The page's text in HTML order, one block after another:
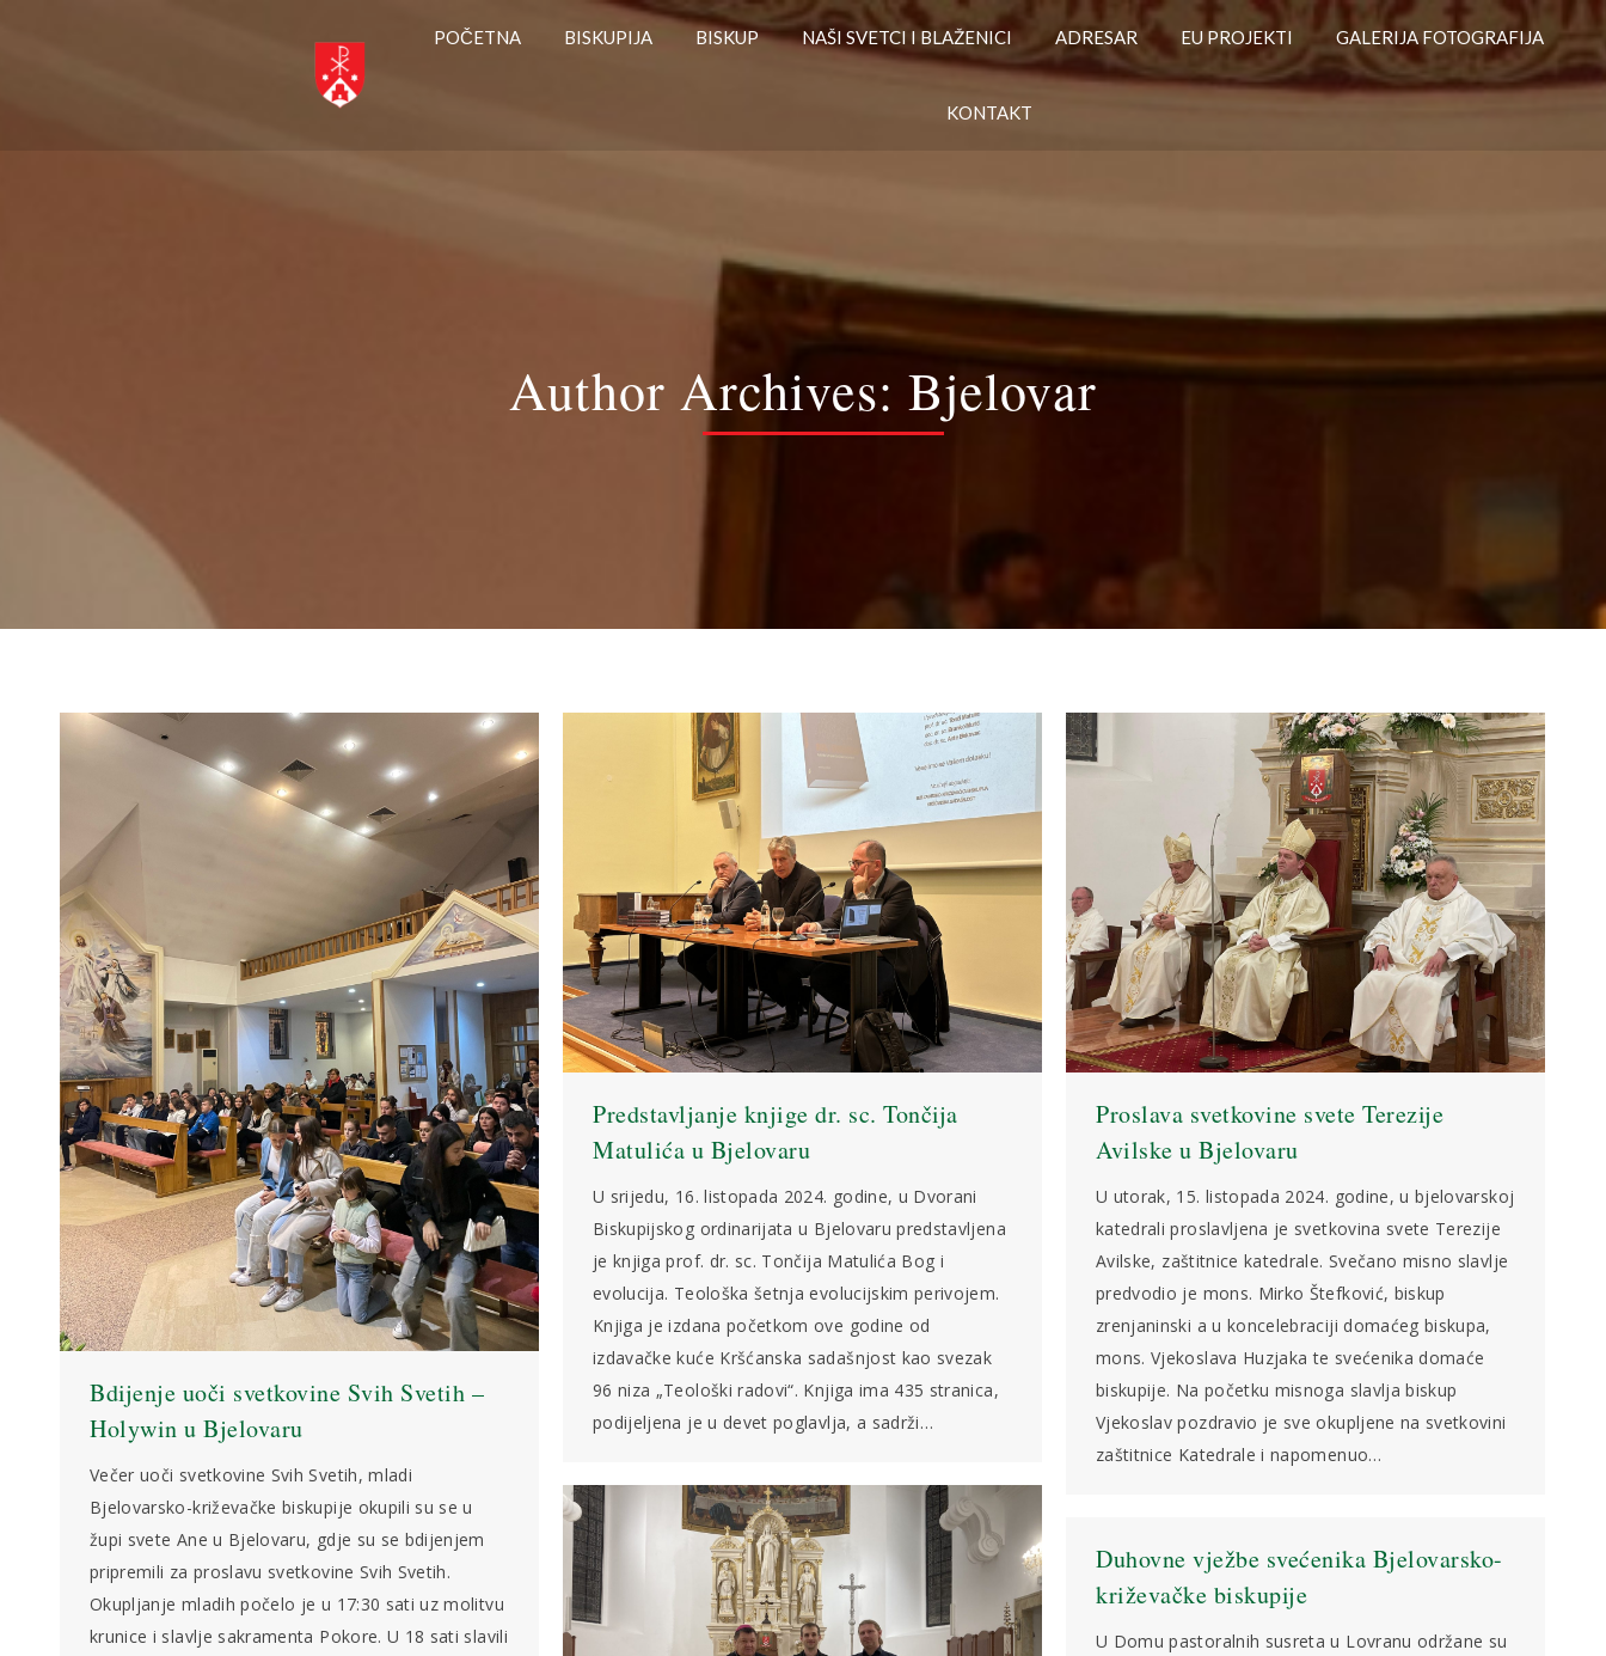
POČETNA BISKUPIJA BISKUP NAŠI SVETCI I BLAŽENICI ADRESAR EU PROJEKTI GALERIJA FOTOGRAFIJA
KONTAKT
Author Archives: Bjelovar
Bdijenje uoči svetkovine Svih Svetih –
Holywin u Bjelovaru
Večer uoči svetkovine Svih Svetih, mladi
Bjelovarsko-križevačke biskupije okupili su se u
župi svete Ane u Bjelovaru, gdje su se bdijenjem
pripremili za proslavu svetkovine Svih Svetih.
Okupljanje mladih počelo je u 17:30 sati uz molitvu
krunice i slavlje sakramenta Pokore. U 18 sati slavili
Predstavljanje knjige dr. sc. Tončija
Matulića u Bjelovaru
U srijedu, 16. listopada 2024. godine, u Dvorani
Biskupijskog ordinarijata u Bjelovaru predstavljena
je knjiga prof. dr. sc. Tončija Matulića Bog i
evolucija. Teološka šetnja evolucijskim perivojem.
Knjiga je izdana početkom ove godine od
izdavačke kuće Kršćanska sadašnjost kao svezak
96 niza „Teološki radovi“. Knjiga ima 435 stranica,
podijeljena je u devet poglavlja, a sadrži…
Proslava svetkovine svete Terezije
Avilske u Bjelovaru
U utorak, 15. listopada 2024. godine, u bjelovarskoj
katedrali proslavljena je svetkovina svete Terezije
Avilske, zaštitnice katedrale. Svečano misno slavlje
predvodio je mons. Mirko Štefković, biskup
zrenjaninski a u koncelebraciji domaćeg biskupa,
mons. Vjekoslava Huzjaka te svećenika domaće
biskupije. Na početku misnoga slavlja biskup
Vjekoslav pozdravio je sve okupljene na svetkovini
zaštitnice Katedrale i napomenuo…
Duhovne vježbe svećenika Bjelovarsko-
križevačke biskupije
U Domu pastoralnih susreta u Lovranu održane su